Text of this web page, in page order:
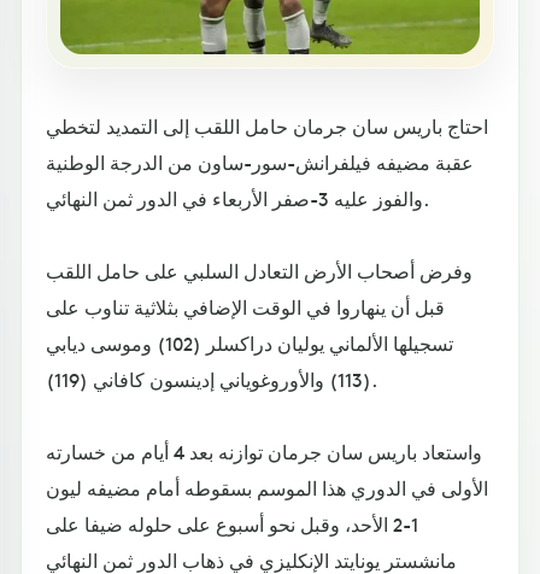
احتاج باريس سان جرمان حامل اللقب إلى التمديد لتخطي
عقبة مضيفه فيلفرانش-سور-ساون من الدرجة الوطنية
والفوز عليه 3-صفر الأربعاء في الدور ثمن النهائي.
وفرض أصحاب الأرض التعادل السلبي على حامل اللقب
قبل أن ينهاروا في الوقت الإضافي بثلاثية تناوب على
تسجيلها الألماني يوليان دراكسلر (102) وموسى ديابي
(113) والأوروغوياني إدينسون كافاني (119).
واستعاد باريس سان جرمان توازنه بعد 4 أيام من خسارته
الأولى في الدوري هذا الموسم بسقوطه أمام مضيفه ليون
1-2 الأحد، وقبل نحو أسبوع على حلوله ضيفا على
مانشستر يونايتد الإنكليزي في ذهاب الدور ثمن النهائي